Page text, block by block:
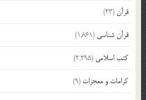
قرآن(23)
قرآن شناسی (1,861)
کتب اسلامی (2,295)
کرامات و معجزات (9)